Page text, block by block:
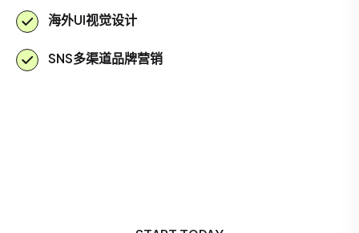
海外UI视觉设计
SNS多渠道品牌营销